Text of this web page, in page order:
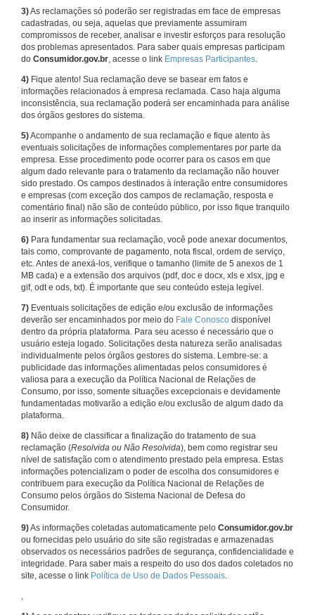
3)As reclamações só poderão ser registradas em face de empresas
cadastradas, ou seja, aquelas que previamente assumiram
compromissos de receber, analisar e investir esforços para resolução
dos problemas apresentados. Para saber quais empresas participam
do Consumidor.gov.br, acesse o link Empresas Participantes.
4) Fique atento! Sua reclamação deve se basear em fatos e
informações relacionados à empresa reclamada. Caso haja alguma
inconsistência, sua reclamação poderá ser encaminhada para análise
dos órgãos gestores do sistema.
5)Acompanhe o andamento de sua reclamação e fique atento às
eventuais solicitações de informações complementares por parte da
empresa. Esse procedimento pode ocorrer para os casos em que
algum dado relevante para o tratamento da reclamação não houver
sido prestado. Os campos destinados à interação entre consumidores
e empresas (com exceção dos campos de reclamação, resposta e
comentário final) não são de conteúdo público, por isso fique tranquilo
ao inserir as informações solicitadas.
6) Para fundamentar sua reclamação, você pode anexar documentos,
tais como, comprovante de pagamento, nota fiscal, ordem de serviço,
etc. Antes de anexá-los, verifique o tamanho (limite de 5 anexos de 1
MB cada) e a extensão dos arquivos (pdf, doc e docx, xls e xlsx, jpg e
gif, odt e ods, txt). É importante que seu conteúdo esteja legível.
7) Eventuais solicitações de edição e/ou exclusão de informações
deverão ser encaminhados por meio do Fale Conosco disponível
dentro da própria plataforma. Para seu acesso é necessário que o
usuário esteja logado. Solicitações desta natureza serão analisadas
individualmente pelos órgãos gestores do sistema. Lembre-se: a
publicidade das informações alimentadas pelos consumidores é
valiosa para a execução da Política Nacional de Relações de
Consumo, por isso, somente situações excepcionais e devidamente
fundamentadas motivarão a edição e/ou exclusão de algum dado da
plataforma.
8) Não deixe de classificar a finalização do tratamento de sua
reclamação (Resolvida ou Não Resolvida), bem como registrar seu
nível de satisfação com o atendimento prestado pela empresa. Estas
informações potencializam o poder de escolha dos consumidores e
contribuem para execução da Política Nacional de Relações de
Consumo pelos órgãos do Sistema Nacional de Defesa do
Consumidor.
9)As informações coletadas automaticamente pelo Consumidor.gov.br
ou fornecidas pelo usuário do site são registradas e armazenadas
observados os necessários padrões de segurança, confidencialidade e
integridade. Para saber mais a respeito do uso dos dados coletados no
site, acesse o link Política de Uso de Dados Pessoais.
,